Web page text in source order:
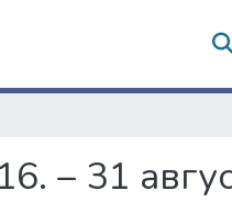
– 31